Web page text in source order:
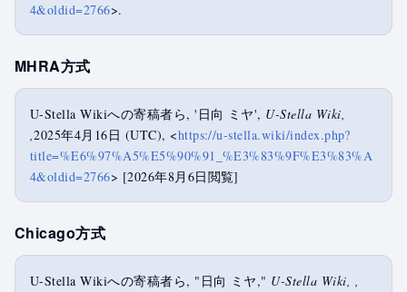
4&oldid=2766>.
MHRA方式
U-Stella Wikiへの寄稿者ら, '日向 ミヤ', U-Stella Wiki,
,2025年4月16日 (UTC), <https://u-stella.wiki/index.php?
title=%E6%97%A5%E5%90%91_%E3%83%9F%E3%83%A
4&oldid=2766> [2026年8月6日閲覧]
Chicago方式
U-Stella Wikiへの寄稿者ら, "日向 ミヤ," U-Stella Wiki, ,